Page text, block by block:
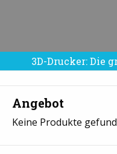
3D-Drucker: Die
Angebot
Keine Produkte